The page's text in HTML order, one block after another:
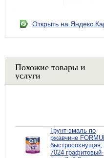
Открыть на
Похожие товары и
услуги
Грунт-эмаль по
ржавчине
быстросохнущая,
7024 графитовый-